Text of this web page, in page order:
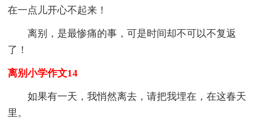
在一点儿开心不起来！
离别，是最惨痛的事，可是时间却不可以不复返
了！
离别小学作文14
如果有一天，我悄然离去，请把我埋在，在这春天
里。